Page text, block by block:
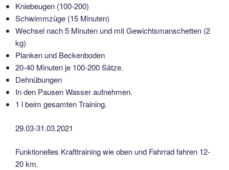
Kniebeugen (100-200)
Schwimmzüge (15 Minuten)
Wechsel nach 5 Minuten und mit Gewichtsmanschetten (2
kg)
Planken und Beckenboden
20-40 Minuten je 100-200 Sätze.
Dehnübungen
In den Pausen Wasser aufnehmen.
1 l beim gesamten Training.
29.03-31.03.2021
Funktionelles Krafttraining wie oben und Fahrrad fahren 12-
20 km.